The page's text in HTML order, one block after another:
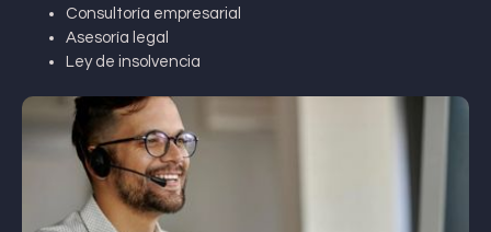
Consultoría empresarial
Asesoría legal
Ley de insolvencia